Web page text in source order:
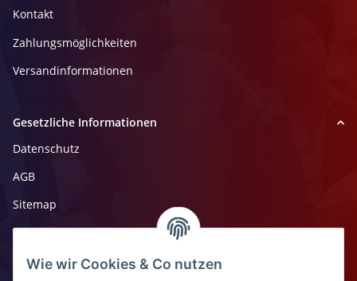
Wie wir Cookies & Co nutzen
Kontakt
Zahlungsmöglichkeiten
Versandinformationen
Gesetzliche Informationen
Datenschutz
AGB
Sitemap
Impressum
Widerrufsrecht